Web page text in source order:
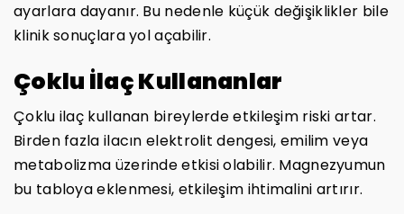
ayarlara dayanır. Bu nedenle küçük değişiklikler bile
klinik sonuçlara yol açabilir.
Çoklu İlaç Kullananlar
Çoklu ilaç kullanan bireylerde etkileşim riski artar.
Birden fazla ilacın elektrolit dengesi, emilim veya
metabolizma üzerinde etkisi olabilir. Magnezyumun
bu tabloya eklenmesi, etkileşim ihtimalini artırır.